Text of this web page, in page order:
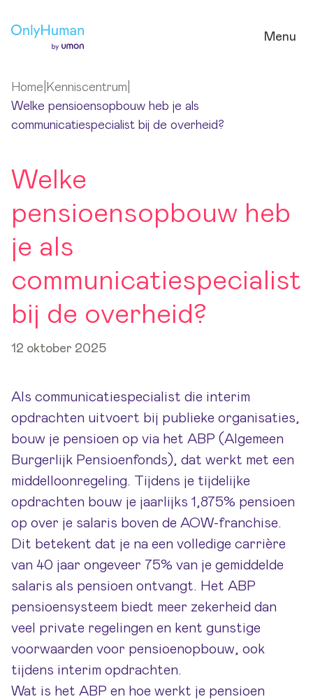
Menu
Home Kenniscentrum
Welke pensioensopbouw heb je als
communicatiespecialist bij de overheid?
Welke
pensioensopbouw heb
je als
communicatiespecialist
bij de overheid?
12 oktober 2025
Als communicatiespecialist die interim
opdrachten uitvoert bij publieke organisaties,
bouw je pensioen op via het ABP (Algemeen
Burgerlijk Pensioenfonds), dat werkt met een
middelloonregeling. Tijdens je tijdelijke
opdrachten bouw je jaarlijks 1,875% pensioen
op over je salaris boven de AOW-franchise.
Dit betekent dat je na een volledige carrière
van 40 jaar ongeveer 75% van je gemiddelde
salaris als pensioen ontvangt. Het ABP
pensioensysteem biedt meer zekerheid dan
veel private regelingen en kent gunstige
voorwaarden voor pensioenopbouw, ook
tijdens interim opdrachten.
Wat is het ABP en hoe werkt je pensioen